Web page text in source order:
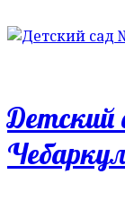
Детский